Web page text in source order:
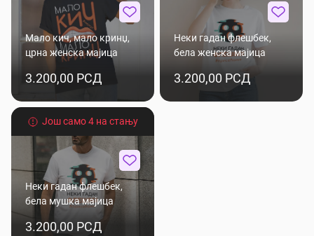
Мало кич, мало кринџ,
црна женска мајица
3.200,00 РСД
Неки гадан флешбек,
бела женска мајица
3.200,00 РСД
Још само 4 на стању
Неки гадан флешбек,
бела мушка мајица
3.200,00 РСД